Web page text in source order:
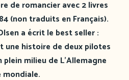
de romancier avec 2 livres
(non traduits en Français).
a écrit le best seller :
une histoire de deux pilotes
milieu de L’Allemagne
mondiale.